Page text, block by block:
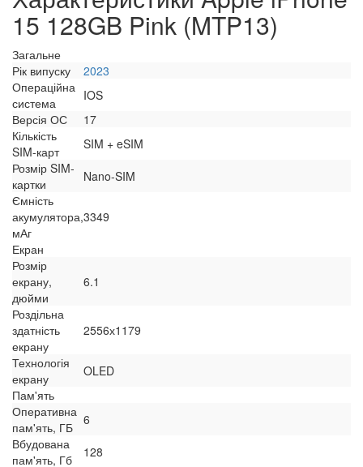
15 128GB Pink (MTP13)
Загальне
Рік випуску
2023
Операційна
система
IOS
Версія ОС
17
Кількість
SIM-карт
SIM + eSIM
Розмір SIM-
картки
Nano-SIM
Ємність
акумулятора,
мАг
3349
Екран
Розмір
екрану,
дюйми
6.1
Роздільна
здатність
екрану
2556х1179
Технологія
екрану
OLED
Пам'ять
Оперативна
пам'ять, ГБ
6
Вбудована
пам'ять, Гб
128